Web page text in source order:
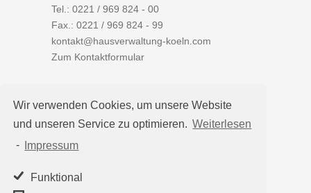
Wir verwenden Cookies, um unsere Website
und unseren Service zu optimieren. Weiterlesen
-
Impressum
Funktional
Tel.: 0221 / 969 824 - 00
Fax.: 0221 / 969 824 - 99
kontakt@hausverwaltung-koeln.com
Zum Kontaktformular
Auf einen Blick
Hausverwaltung Köln
Immobilienverwaltung Köln